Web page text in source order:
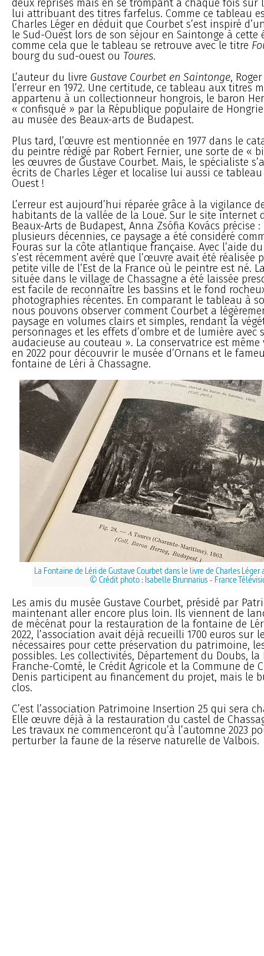
deux reprises mais en se trompant à chaque fois
lui attribuant des titres farfelus. Comme ce tableau
Charles Léger en déduit que Courbet s’est inspiré
le Sud-Ouest lors de son séjour en Saintonge à cette
comme cela que le tableau se retrouve avec le titre
bourg du sud-ouest ou Toures.
L’auteur du livre Gustave Courbet en Saintonge,
l’erreur en 1972. Une certitude, ce tableau aux titres
appartenu à un collectionneur hongrois, le baron
« confisqué » par la République populaire de
au musée des Beaux-arts de Budapest.
Plus tard, l’œuvre est mentionnée en 1977 dans le
du peintre rédigé par Robert Fernier, une sorte de «
les œuvres de Gustave Courbet. Mais, le spécialiste
écrits de Charles Léger et localise lui aussi ce
Ouest !
L’erreur est aujourd’hui réparée grâce à la vigilance
habitants de la vallée de la Loue. Sur le site internet
Beaux-Arts de Budapest, Anna Zsófia Kovács précise
plusieurs décennies, ce paysage a été considéré
Fouras sur la côte atlantique française. Avec l’aide
s’est récemment avéré que l’œuvre avait été réalisée
petite ville de l’Est de la France où le peintre est né.
située dans le village de Chassagne a été laissée
est facile de reconnaître les bassins et le fond
photographies récentes. En comparant le tableau à
nous pouvons observer comment Courbet a
paysage en volumes clairs et simples, rendant la
personnages et les effets d’ombre et de lumière avec
audacieuse au couteau ». La conservatrice est
en 2022 pour découvrir le musée d’Ornans et le
fontaine de Léri à Chassagne.
La Fontaine de Léri de Gustave Courbet dans le livre de Charles Léger
© Crédit photo : Isabelle Brunnarius - France
Les amis du musée Gustave Courbet, présidé par
maintenant aller encore plus loin. Ils viennent de
de mécénat pour la restauration de la fontaine de
2022, l’association avait déjà recueilli 1700 euros sur
nécessaires pour cette préservation du patrimoine,
possibles. Les collectivités, Département du Doubs,
Franche-Comté, le Crédit Agricole et la Commune de
Denis participent au financement du projet, mais le
clos.
C’est l’association Patrimoine Insertion 25 qui sera
Elle œuvre déjà à la restauration du castel de
Les travaux ne commenceront qu’à l’automne 2023
perturber la faune de la réserve naturelle de Valbois.